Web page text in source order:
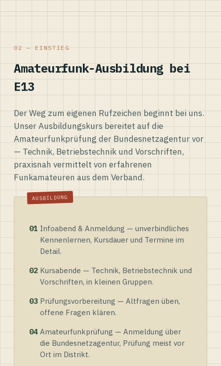
02 — EINSTIEG
Amateurfunk-Ausbildung bei
E13
Der Weg zum eigenen Rufzeichen beginnt bei uns.
Unser Ausbildungskurs bereitet auf die
Amateurfunkprüfung der Bundesnetzagentur vor
— Technik, Betriebstechnik und Vorschriften,
praxisnah vermittelt von erfahrenen
Funkamateuren aus dem Verband.
01 Infoabend & Anmeldung — unverbindliches
Kennenlernen, Kursdauer und Termine im
Detail.
02 Kursabende — Technik, Betriebstechnik und
Vorschriften, in kleinen Gruppen.
03 Prüfungsvorbereitung — Altfragen üben,
offene Fragen klären.
04 Amateurfunkprüfung — Anmeldung über
die Bundesnetzagentur, Prüfung meist vor
Ort im Distrikt.